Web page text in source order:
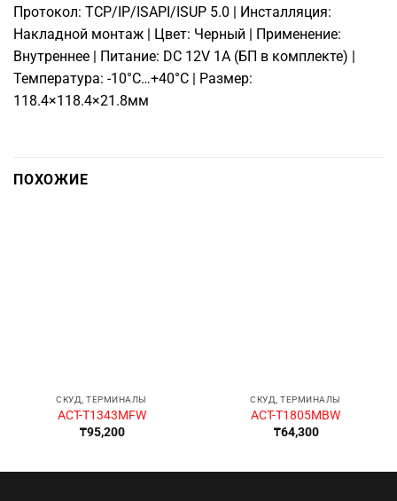
Протокол: TCP/IP/ISAPI/ISUP 5.0 | Инсталляция:
Накладной монтаж | Цвет: Черный | Применение:
Внутреннее | Питание: DC 12V 1A (БП в комплекте) |
Температура: -10°C…+40°C | Размер:
118.4×118.4×21.8мм
ПОХОЖИЕ
СКУД, ТЕРМИНАЛЫ
ACT-T1343MFW
₸95,200
СКУД, ТЕРМИНАЛЫ
ACT-T1805MBW
₸64,300